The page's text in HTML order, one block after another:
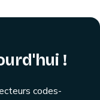
!
codes-